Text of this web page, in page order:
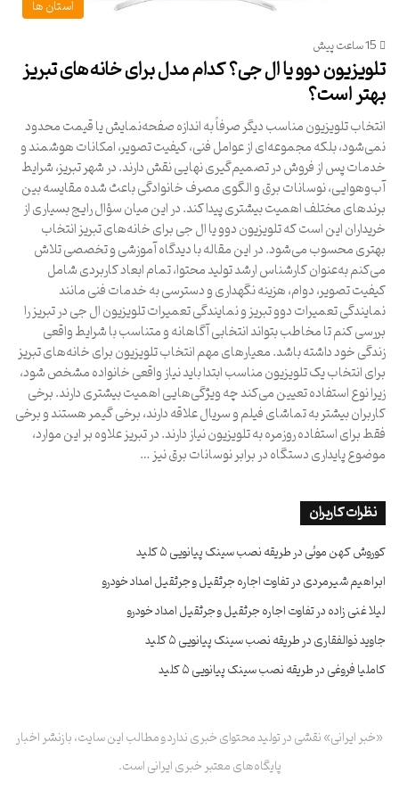
استان ها
15 ساعت پیش
تلویزیون دوو یا ال جی؟ کدام مدل برای خانه‌های تبریز
بهتر است؟
انتخاب تلویزیون مناسب دیگر صرفاً به اندازه صفحه‌نمایش یا قیمت محدود
نمی‌شود، بلکه مجموعه‌ای از عوامل فنی، کیفیت تصویر، امکانات هوشمند و
خدمات پس از فروش در تصمیم‌گیری نهایی نقش دارند. در شهر تبریز، شرایط
آب‌وهوایی، نوسانات برق و الگوی مصرف خانوادگی باعث شده مقایسه بین
برندهای مختلف اهمیت بیشتری پیدا کند. در این میان سؤال رایج بسیاری از
خریداران این است که تلویزیون دوو یا ال جی برای خانه‌های تبریز انتخاب
بهتری محسوب می‌شود. در این مقاله با دیدگاه آموزشی و تخصصی تلاش
می‌کنم به‌عنوان کارشناس ارشد تولید محتوا، تمام ابعاد کاربردی شامل
کیفیت تصویر، دوام، هزینه نگهداری و دسترسی به خدمات فنی مانند
نمایندگی تعمیرات دوو تبریز و نمایندگی تعمیرات تلویزیون ال جی در تبریز را
بررسی کنم تا مخاطب بتواند انتخابی آگاهانه و متناسب با شرایط واقعی
زندگی خود داشته باشد. معیارهای مهم انتخاب تلویزیون برای خانه‌های تبریز
برای انتخاب یک تلویزیون مناسب ابتدا باید نیاز واقعی خانواده مشخص شود،
زیرا نوع استفاده تعیین می‌کند چه ویژگی‌هایی اهمیت بیشتری دارند. برخی
کاربران بیشتر به تماشای فیلم و سریال علاقه دارند، برخی گیمر هستند و برخی
فقط برای استفاده روزمره به تلویزیون نیاز دارند. در تبریز علاوه بر این موارد،
موضوع پایداری دستگاه در برابر نوسانات برق نیز …
نظرات کاربران
کوروش کهن موئیدرطریقه نصب سینک پیانویی ۵ کلید
ابراهیم شیرمردیدرتفاوت اجاره جرثقیل و جرثقیل امداد خودرو
لیلا غنی زادهدرتفاوت اجاره جرثقیل و جرثقیل امداد خودرو
جاوید ذوالفقاریدرطریقه نصب سینک پیانویی ۵ کلید
کاملیا فروغیدرطریقه نصب سینک پیانویی ۵ کلید
«خبر ایرانی» نقشی در تولید محتوای خبری ندارد و مطالب این سایت، بازنشر اخبار
پایگاه‌های معتبر خبری ایرانی است.